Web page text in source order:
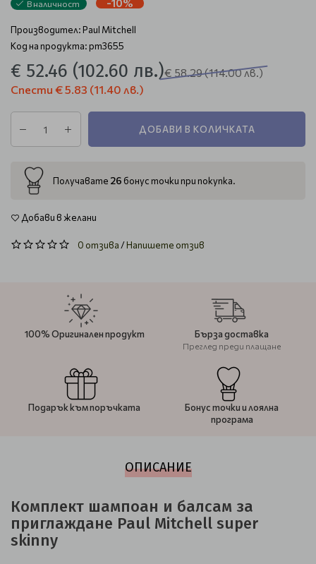
В наличност -10%
Производител:Paul Mitchell
Код на продукта: pm3655
€ 52.46 (102.60 лв.)€ 58.29(114.00 лв.)
Спести € 5.83 (11.40 лв.)
ДОБАВИ В КОЛИЧКАТА
Получавате 26 бонус точки при покупка.
Добави в желани
0 отзива/Напишете отзив
100% Оригинален продукт Бърза доставка
Преглед преди плащане
Подарък към поръчката
Бонус точки и лоялна
програма
ОПИСАНИЕ
Комплект шампоан и балсам за
приглаждане Paul Mitchell super
skinny